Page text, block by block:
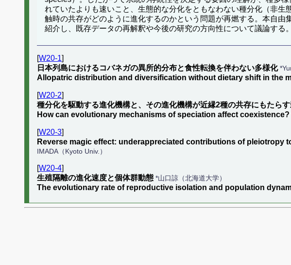
れていたよりも速いこと、生態的な分化をともなわない種分化（非
触時の共存がどのように進化するのかという問題が再燃する。本自
紹介し、既存データの再解釈や今後の研究の方向性について議論する。
[W20-1]
日本列島におけるコバネガの異所的分布と食性転換を伴わない多様化
Allopatric distribution and diversification without dietary shift in the
[W20-2]
種分化を駆動する進化機構と、その進化機構が近縁2種の共存にもたら
How can evolutionary mechanisms of speciation affect coexistence?
[W20-3]
Reverse magic effect: underappreciated contributions of pleiotropy
IMADA（Kyoto Univ.）
[W20-4]
生殖隔離の進化速度と個体群動態 *山口諒（北海道大学）
The evolutionary rate of reproductive isolation and population